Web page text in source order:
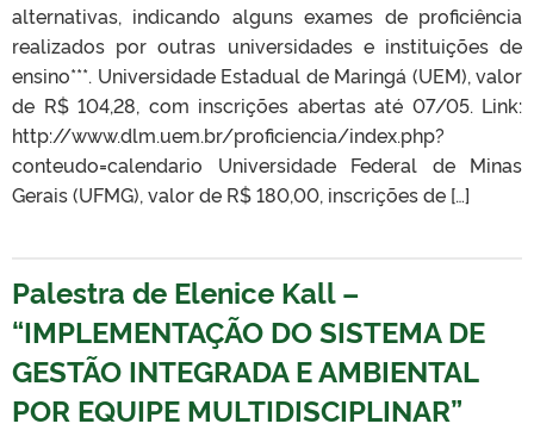
alternativas, indicando alguns exames de proficiência
realizados por outras universidades e instituições de
ensino***. Universidade Estadual de Maringá (UEM), valor
de R$ 104,28, com inscrições abertas até 07/05. Link:
http://www.dlm.uem.br/proficiencia/index.php?
conteudo=calendario Universidade Federal de Minas
Gerais (UFMG), valor de R$ 180,00, inscrições de […]
Palestra de Elenice Kall –
“IMPLEMENTAÇÃO DO SISTEMA DE
GESTÃO INTEGRADA E AMBIENTAL
POR EQUIPE MULTIDISCIPLINAR”